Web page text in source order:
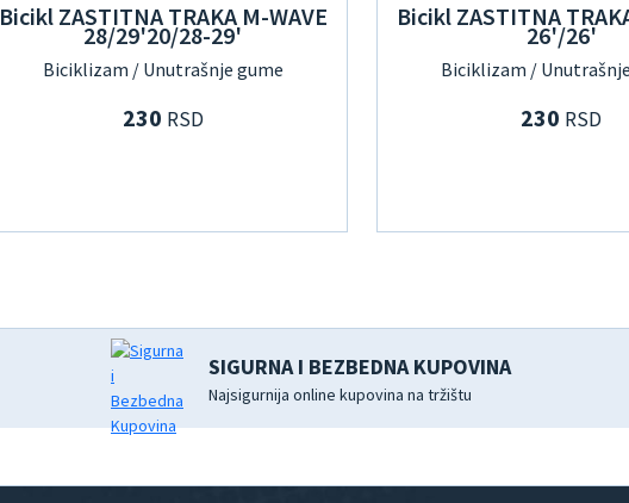
Bicikl ZASTITNA TRAKA M-WAVE
28/29'20/28-29'
Biciklizam / Unutrašnje gume
230 RSD
Bicikl ZASTITNA
26'/26'
Biciklizam /
230 RSD
SIGURNA I BEZBEDNA KUPOVINA
Najsigurnija online kupovina na tržištu